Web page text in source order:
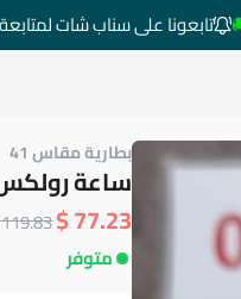
تابعونا على سناب شات
بطارية مقاس 41
ساعة
77.23 $
119.83 $
متوفر